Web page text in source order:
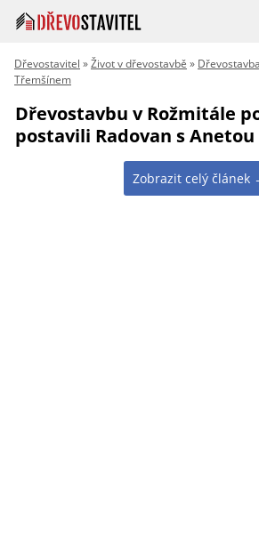
Dřevostavitel »Život v dřevostavbě »
Třemšínem
Dřevostavbu v Rožmitále
postavili Radovan s Anetou
Zobrazit celý článek